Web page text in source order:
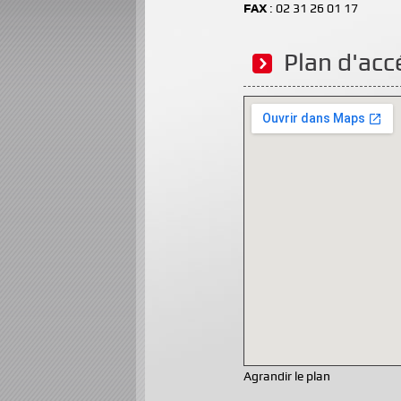
FAX : 02 31 26 01 17
Plan
Agrandir le plan